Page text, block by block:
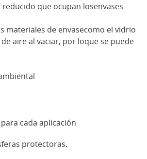
que ocupan losenvases
materiales de envasecomo el vidrio
aire al vaciar, por loque se puede
cada aplicación
protectoras.